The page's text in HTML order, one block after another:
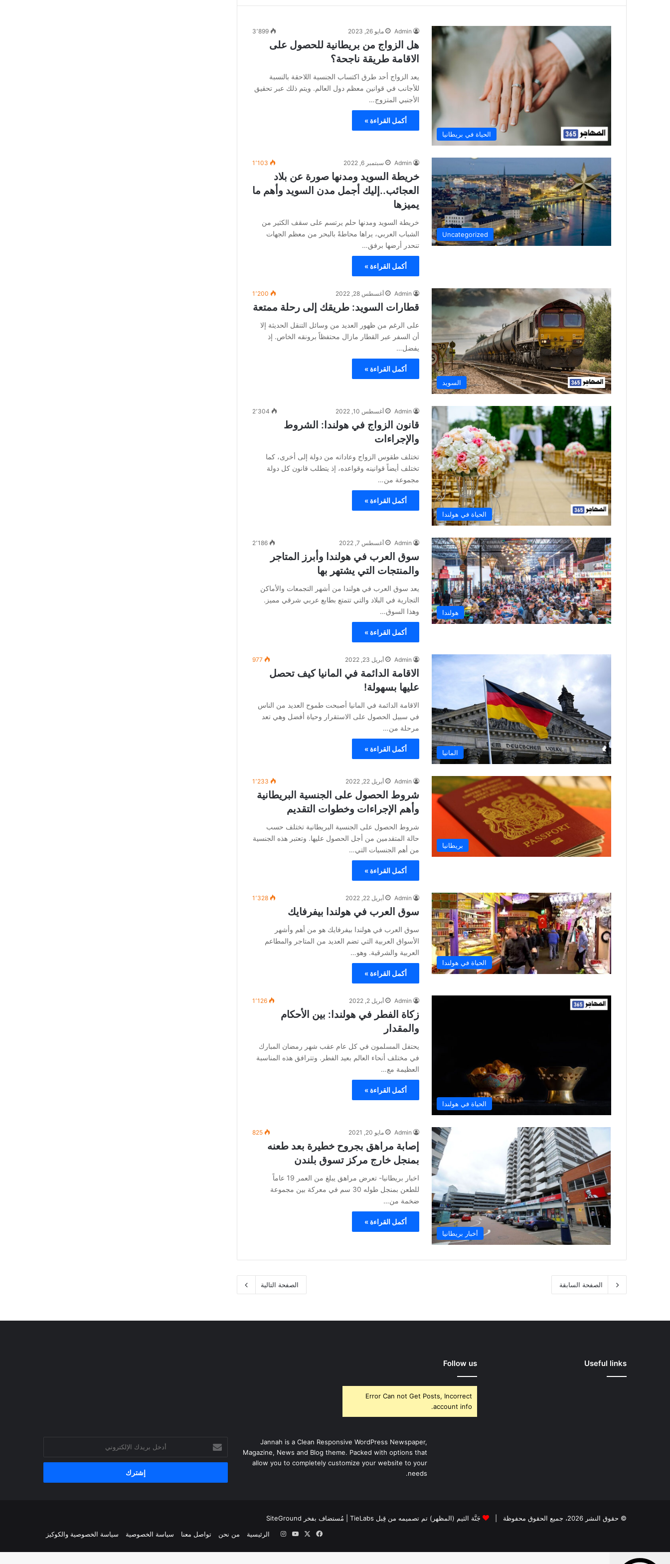
الحياة في بريطانيا
Admin مايو 26, 2023 3٬899
هل الزواج من بريطانية للحصول على
الاقامة طريقة ناجحة؟
يعد الزواج أحد طرق اكتساب الجنسية اللاحقة بالنسبة
للأجانب في قوانين معظم دول العالم. ويتم ذلك عبر تحقيق
اﻷجنبي المتزوج…
أكمل القراءة »
Uncategorized
Admin سبتمبر 6, 2022 1٬103
خريطة السويد ومدنها صورة عن بلاد
العجائب..إليك أجمل مدن السويد وأهم ما
يميزها
خريطة السويد ومدنها حلم يرتسم على سقف الكثير من
الشباب العربي، يراها محاطةً بالبحر من معظم الجهات
تنحدر أرضها برفق…
أكمل القراءة »
السويد
Admin أغسطس 28, 2022 1٬200
قطارات السويد: طريقك إلى رحلة ممتعة
على الرغم من ظهور العديد من وسائل التنقل الحديثة إلا
أن السفر عبر القطار مازال محتفظاً برونقه الخاص. إذ
يفضل…
أكمل القراءة »
الحياة في هولندا
Admin أغسطس 10, 2022 2٬304
قانون الزواج في هولندا: الشروط
واﻹجراءات
تختلف طقوس الزواج وعاداته من دولة إلى أخرى، كما
تختلف أيضاً قوانينه وقواعده، إذ يتطلب قانون كل دولة
مجموعة من…
أكمل القراءة »
هولندا
Admin أغسطس 7, 2022 2٬186
سوق العرب في هولندا وأبرز المتاجر
والمنتجات التي يشتهر بها
يعد سوق العرب في هولندا من أشهر التجمعات والأماكن
التجارية في البلاد والتي تتمتع بطابع عربي شرقي مميز.
وهذا السوق…
أكمل القراءة »
المانيا
Admin أبريل 23, 2022 977
الاقامة الدائمة في المانيا كيف تحصل
عليها بسهولة!
الاقامة الدائمة في المانيا أصبحت طموح العديد من الناس
في سبيل الحصول على الاستقرار وحياة أفضل وهي تعد
مرحلة من…
أكمل القراءة »
بريطانيا
Admin أبريل 22, 2022 1٬233
شروط الحصول على الجنسية البريطانية
وأهم الإجراءات وخطوات التقديم
شروط الحصول على الجنسية البريطانية تختلف حسب
حالة المتقدمين من أجل الحصول عليها. وتعتبر هذه الجنسية
من أهم الجنسيات التي…
أكمل القراءة »
الحياة في هولندا
Admin أبريل 22, 2022 1٬328
سوق العرب في هولندا بيفرفايك
سوق العرب في هولندا بيفرفايك هو من أهم وأشهر
الأسواق العربية التي تضم العديد من المتاجر والمطاعم
العربية والشرقية. وهو…
أكمل القراءة »
الحياة في هولندا
Admin أبريل 2, 2022 1٬126
زكاة الفطر في هولندا: بين اﻷحكام
والمقدار
يحتفل المسلمون في كل عام عقب شهر رمضان المبارك
في مختلف أنحاء العالم بعيد الفطر. وتترافق هذه المناسبة
العظيمة مع…
أكمل القراءة »
أخبار بريطانيا
Admin مايو 20, 2021 825
إصابة مراهق بجروح خطيرة بعد طعنه
بمنجل خارج مركز تسوق بلندن
اخبار بريطانيا- تعرض مراهق يبلغ من العمر 19 عاماً
للطعن بمنجل طوله 30 سم في معركة بين مجموعة
ضخمة من…
أكمل القراءة »
الصفحة السابقة الصفحة التالية
Useful links
Follow us
Error Can not Get Posts, Incorrect
account info.
Jannah is a Clean Responsive WordPress Newspaper,
Magazine, News and Blog theme. Packed with options that
allow you to completely customize your website to your
needs.
بريدك
الإلكتروني
© حقوق النشر 2026، جميع الحقوق محفوظة | جَنَّة الثيم (المظهر) تم تصميمه من قِبل TieLabs | مُستضاف بفخر SiteGround
الرئيسية
من نحن تواصل معنا سياسة الخصوصية سياسة الخصوصية والكوكيز فيسبوك ‫YouTube
انستقرام